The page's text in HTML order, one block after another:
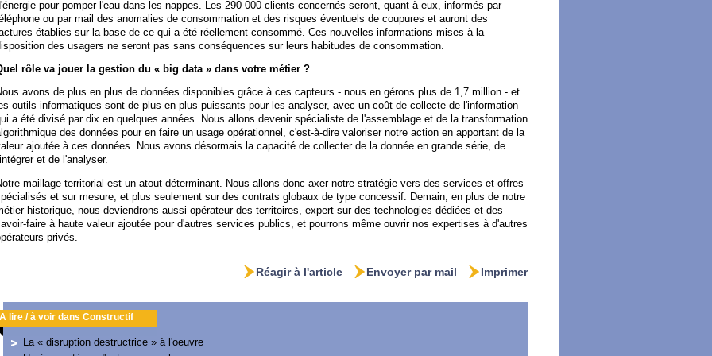
pour pomper l'eau dans les nappes. Les 290 000 clients concernés seront, quant à eux, informés par
ou par mail des anomalies de consommation et des risques éventuels de coupures et auront des
établies sur la base de ce qui a été réellement consommé. Ces nouvelles informations mises à la
des usagers ne seront pas sans conséquences sur leurs habitudes de consommation.
rôle va jouer la gestion du « big data » dans votre métier ?
avons de plus en plus de données disponibles grâce à ces capteurs - nous en gérons plus de 1,7 million - et
outils informatiques sont de plus en plus puissants pour les analyser, avec un coût de collecte de l'information
a été divisé par dix en quelques années. Nous allons devenir spécialiste de l'assemblage et de la transformation
des données pour en faire un usage opérationnel, c'est-à-dire valoriser notre action en apportant de la
ajoutée à ces données. Nous avons désormais la capacité de collecter de la donnée en grande série, de
et de l'analyser.
maillage territorial est un atout déterminant. Nous allons donc axer notre stratégie vers des services et offres
et sur mesure, et plus seulement sur des contrats globaux de type concessif. Demain, en plus de notre
historique, nous deviendrons aussi opérateur des territoires, expert sur des technologies dédiées et des
faire à haute valeur ajoutée pour d'autres services publics, et pourrons même ouvrir nos expertises à d'autres
privés.
Imprimer
Envoyer par mail
Réagir à l'article
A lire / à voir dans Constructif
La « disruption destructrice » à l'oeuvre